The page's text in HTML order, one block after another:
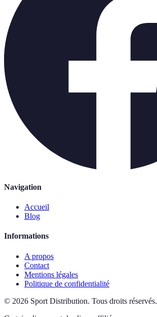
Navigation
Accueil
Blog
Informations
A propos
Contact
Mentions légales
Politique de confidentialité
© 2026 Sport Distribution. Tous droits réservés.